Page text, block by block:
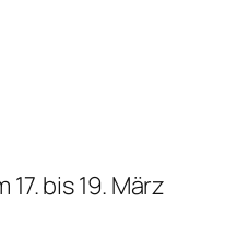
bis 19. März